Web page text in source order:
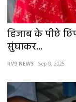
हिजाब के पीछे
सुंघाकर...
RV9 NEWS Sep 8, 2025